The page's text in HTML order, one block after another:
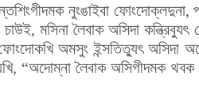
নুংঙাইবা ফোংদোক্লদুনা,
মসিনা লৈবাক অসিদা কন্ত্রিব্যুৎ
অমসুং ইন্সতিত্যুৎ অসিদা
“অদোম্না লৈবাক অসিগীদমক